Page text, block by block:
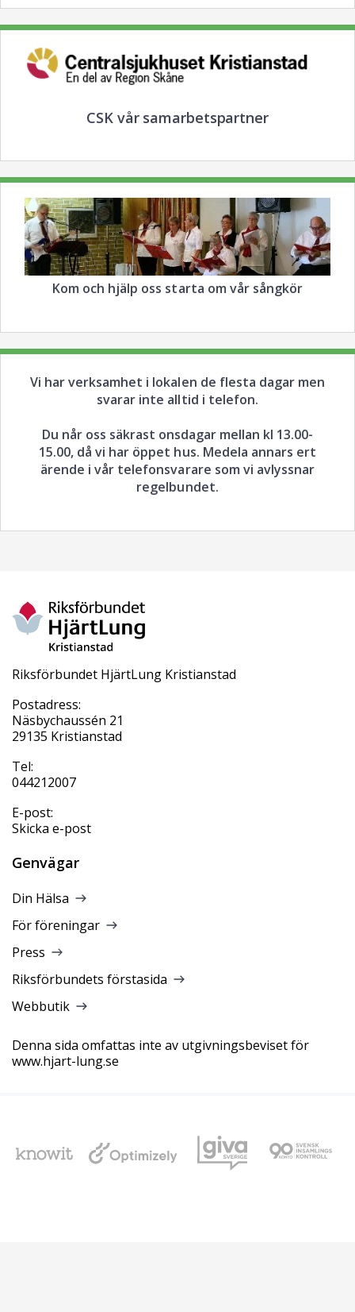
CSK vår samarbetspartner
Kom och hjälp oss starta om vår sångkör
Vi har verksamhet i lokalen de flesta dagar men
svarar inte alltid i telefon.
Du når oss säkrast onsdagar mellan kl 13.00-
15.00, då vi har öppet hus. Medela annars ert
ärende i vår telefonsvarare som vi avlyssnar
regelbundet.
Riksförbundet HjärtLung Kristianstad
Postadress:
Näsbychaussén 21
29135 Kristianstad
Tel:
044212007
E-post:
Skicka e-post
Genvägar
Din Hälsa
För föreningar
Press
Riksförbundets förstasida
Webbutik
Denna sida omfattas inte av utgivningsbeviset för
www.hjart-lung.se